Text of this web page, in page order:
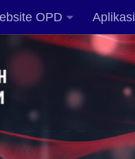
OPD Aplikasi